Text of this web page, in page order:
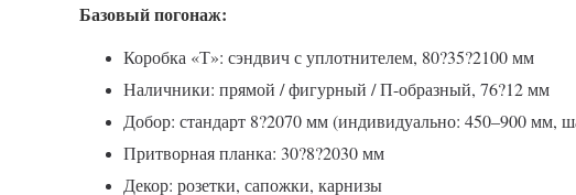
Базовый погонаж:
Коробка «Т»: сэндвич с уплотнителем, 80?35?2100 мм
Наличники: прямой / фигурный / П-образный, 76?12 мм
Добор: стандарт 8?2070 мм (индивидуально: 450–900 мм,
Притворная планка: 30?8?2030 мм
Декор: розетки, сапожки, карнизы